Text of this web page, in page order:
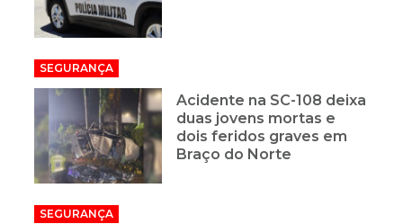
SEGURANÇA
Acidente na SC-108 deixa
duas jovens mortas e
dois feridos graves em
Braço do Norte
SEGURANÇA